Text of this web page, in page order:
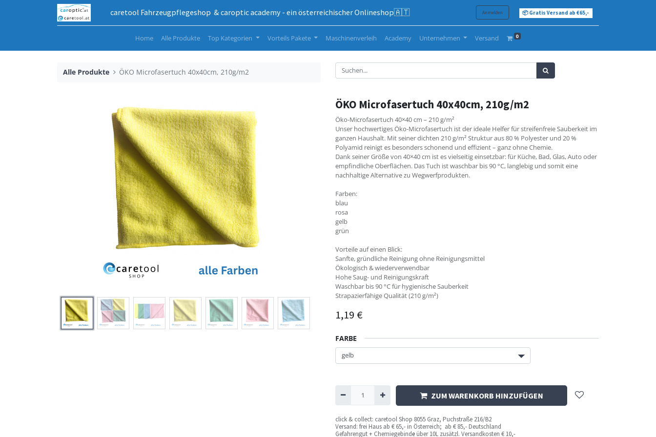
caretool Fahrzeugpflegeshop & caroptic academy - ein österreichischer Onlineshop🇦🇹 Anmelden 📦 Gratis Versand ab €65,-
Home Alle Produkte Top Kategorien Vorteils Pakete Maschinenverleih Academy Unternehmen Versand 0
Alle Produkte ÖKO Microfasertuch 40x40cm, 210g/m2
ÖKO Microfasertuch 40x40cm, 210g/m2
Öko-Microfasertuch 40×40 cm – 210 g/m²
Unser hochwertiges Öko-Microfasertuch ist der ideale Helfer für streifenfreie Sauberkeit im
ganzen Haushalt. Mit seiner dichten 210 g/m² Struktur aus 80 % Polyester und 20 %
Polyamid reinigt es besonders schonend und effizient – ganz ohne Chemie.
Dank seiner Größe von 40×40 cm ist es vielseitig einsetzbar: für Küche, Bad, Glas, Auto oder
empfindliche Oberflächen. Das Tuch ist waschbar bis 90 °C, langlebig und somit eine
nachhaltige Alternative zu Wegwerfprodukten.
Farben:
blau
rosa
gelb
grün
Vorteile auf einen Blick:
Sanfte, gründliche Reinigung ohne Reinigungsmittel
Ökologisch & wiederverwendbar
Hohe Saug- und Reinigungskraft
Waschbar bis 90 °C für hygienische Sauberkeit
Strapazierfähige Qualität (210 g/m²)
1,19 €
FARBE
ZUM WARENKORB HINZUFÜGEN
click & collect: caretool Shop 8055 Graz, Puchstraße 216/B2
Versand: frei Haus ab € 65,- in Österreich; ab € 85,- Deutschland
Gefahrengut + Chemiegebinde über 10L zusätzl. Versandkosten € 10,-